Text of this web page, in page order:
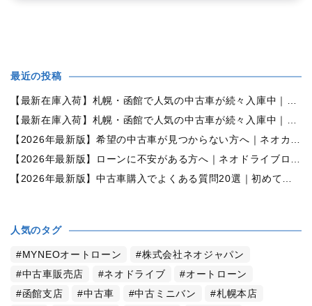
最近の投稿
【最新在庫入荷】札幌・函館で人気の中古車が続々入庫中｜早い者勝ち！【ダイハツ ミラココア660プラスX 4WD】
【最新在庫入荷】札幌・函館で人気の中古車が続々入庫中｜早い者勝ち！【ホンダ N-BOX660カスタムG Lパッケージ 4WD】
【2026年最新版】希望の中古車が見つからない方へ｜ネオカーオーダーで理想の一台を全国からお探しします
【2026年最新版】ローンに不安がある方へ｜ネオドライブローンの窓口で新しいカーライフをサポート
【2026年最新版】中古車購入でよくある質問20選｜初めての方でも失敗しない完全ガイド【札幌・北海道対応】
人気のタグ
MYNEOオートローン
株式会社ネオジャパン
中古車販売店
ネオドライブ
オートローン
函館支店
中古車 中古ミニバン
札幌本店